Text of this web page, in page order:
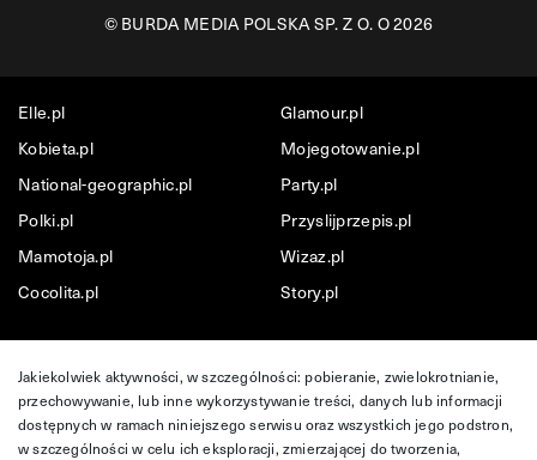
©BURDA MEDIA POLSKA SP. Z O. O 2026
Elle.pl
Glamour.pl
Kobieta.pl
Mojegotowanie.pl
National-geographic.pl
Party.pl
Polki.pl
Przyslijprzepis.pl
Mamotoja.pl
Wizaz.pl
Cocolita.pl
Story.pl
Jakiekolwiek aktywności, w szczególności: pobieranie, zwielokrotnianie,
przechowywanie, lub inne wykorzystywanie treści, danych lub informacji
dostępnych w ramach niniejszego serwisu oraz wszystkich jego podstron,
w szczególności w celu ich eksploracji, zmierzającej do tworzenia,